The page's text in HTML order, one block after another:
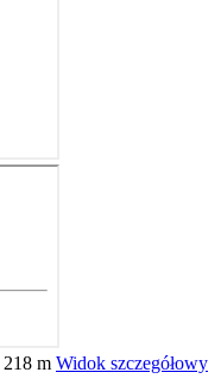
218 m Widok szczegółowy